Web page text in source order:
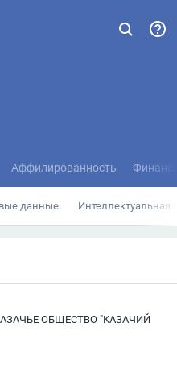
Аффилированность
данные Интеллектуальная
ОБЩЕСТВО "КАЗАЧИЙ